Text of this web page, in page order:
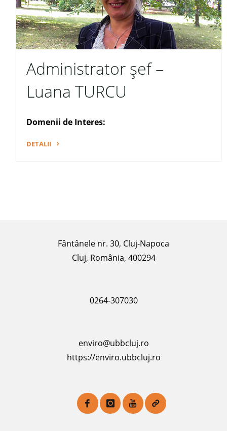
Administrator șef –
Luana TURCU
Domenii de Interes:
DETALII
Fântânele nr. 30, Cluj-Napoca
Cluj, România, 400294
0264-307030
enviro@ubbcluj.ro
https://enviro.ubbcluj.ro